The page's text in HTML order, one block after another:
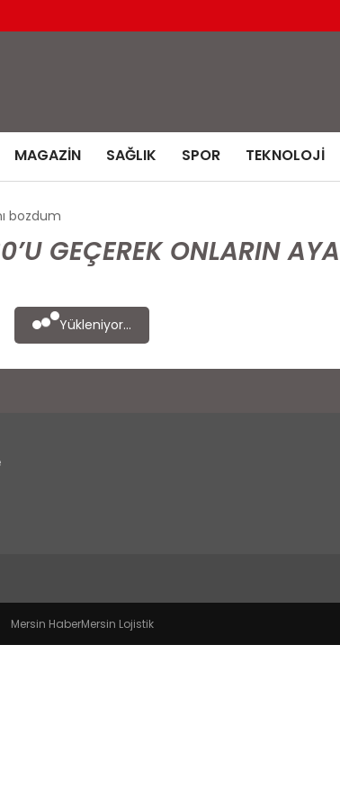
MAGAZIN SAĞLIK SPOR TEKNOLOJI
bozdum
GEÇEREK ONLARIN
Yükleniyor...
Mersin HaberMersin Lojistik